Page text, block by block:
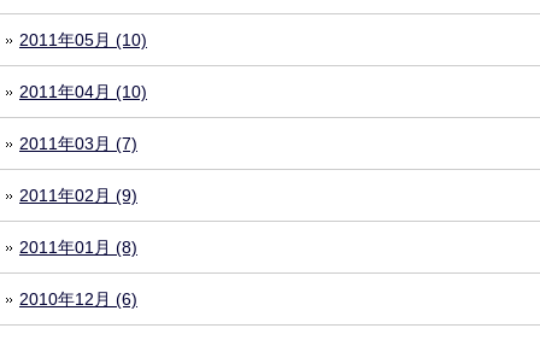
2011年05月 (10)
2011年04月 (10)
2011年03月 (7)
2011年02月 (9)
2011年01月 (8)
2010年12月 (6)